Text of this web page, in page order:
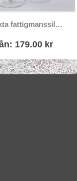
produktsidan
Ljuslykta fattigmanssilver med spetsdekor
179.00 kr